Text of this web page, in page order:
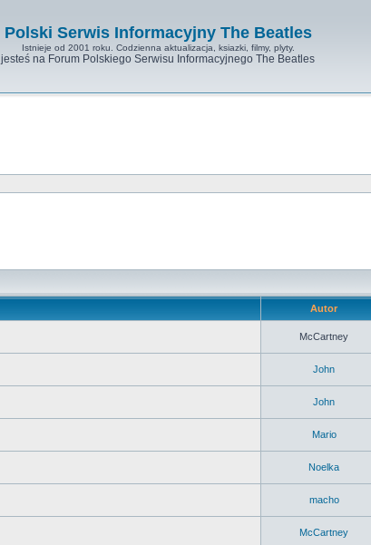
Polski Serwis Informacyjny The Beatles
Istnieje od 2001 roku. Codzienna aktualizacja, ksiazki, filmy, plyty.
jesteś na Forum Polskiego Serwisu Informacyjnego The Beatles
Autor
McCartney
John
John
Mario
Noelka
macho
McCartney